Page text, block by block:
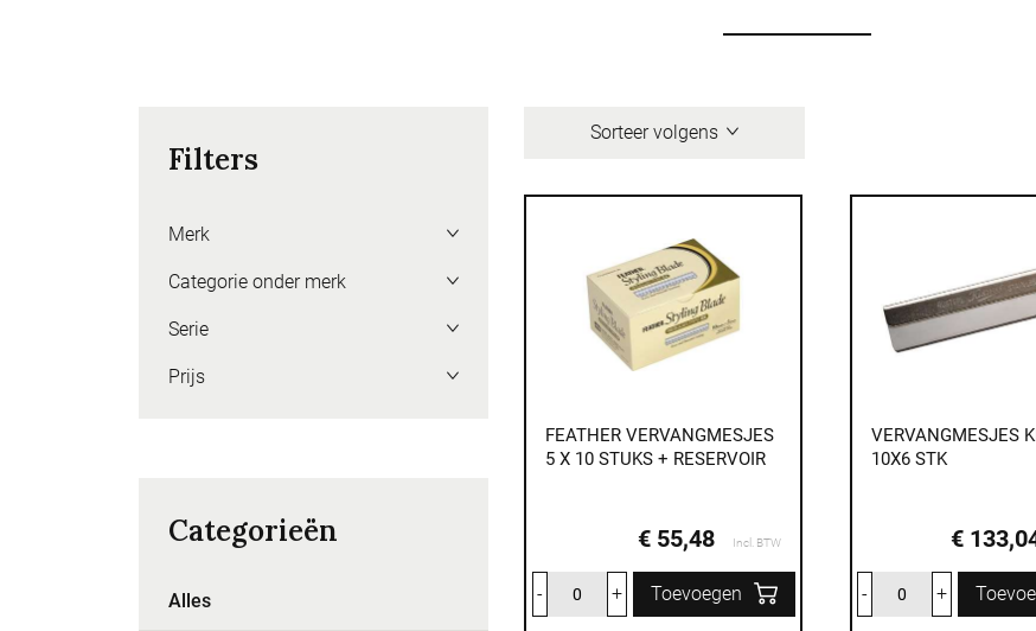
Filters
Merk
Categorie onder merk
Serie
Prijs
Categorieën
Alles
Sorteer volgens
FEATHER VERVANGMESJES
5 X 10 STUKS + RESERVOIR
€ 55,48 Incl. BTW
- + Toevoegen
VERVANGMESJES
10X6 STK
€
- +